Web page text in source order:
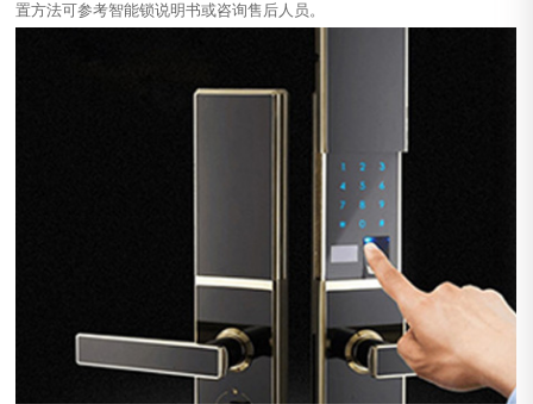
置方法可参考智能锁说明书或咨询售后人员。